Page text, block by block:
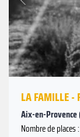
Précédent
LA FAMILLE
Aix-en-Provence
Nombre de places